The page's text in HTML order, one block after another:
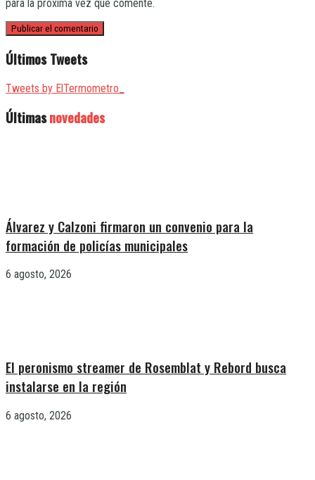
para la próxima vez que comente.
Últimos Tweets
Tweets by ElTermometro_
Últimasnovedades
Álvarez y Calzoni firmaron un convenio para la
formación de policías municipales
6 agosto, 2026
El peronismo streamer de Rosemblat y Rebord busca
instalarse en la región
6 agosto, 2026